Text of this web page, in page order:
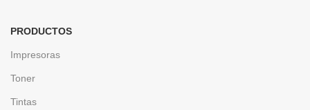
PRODUCTOS
Impresoras
Toner
Tintas